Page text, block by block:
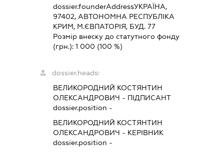
dossier.founderAddressУКРАЇНА,
97402, АВТОНОМНА РЕСПУБЛІКА
КРИМ, М.ЄВПАТОРІЯ, БУД. 77
Розмір внеску до статутного фонду
(грн.):1 000 (100 %)
dossier.heads:
ВЕЛИКОРОДНИЙ КОСТЯНТИН
ОЛЕКСАНДРОВИЧ - ПІДПИСАНТ
dossier.position -
ВЕЛИКОРОДНИЙ КОСТЯНТИН
ОЛЕКСАНДРОВИЧ - КЕРІВНИК
dossier.position -